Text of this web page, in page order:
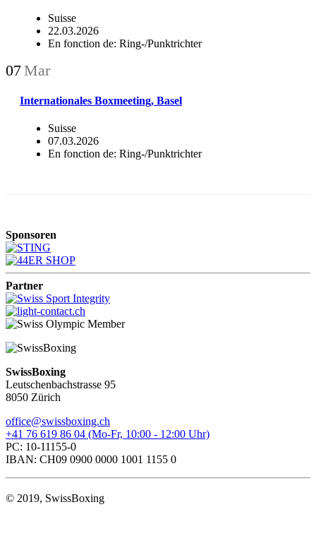
Suisse
22.03.2026
En fonction de: Ring-/Punktrichter
07Mar
Internationales Boxmeeting, Basel
Suisse
07.03.2026
En fonction de: Ring-/Punktrichter
Sponsoren
Partner
SwissBoxing
Leutschenbachstrasse 95
8050 Zürich
office@swissboxing.ch
+41 76 619 86 04 (Mo-Fr, 10:00 - 12:00 Uhr)
PC: 10-11155-0
IBAN: CH09 0900 0000 1001 1155 0
© 2019, SwissBoxing